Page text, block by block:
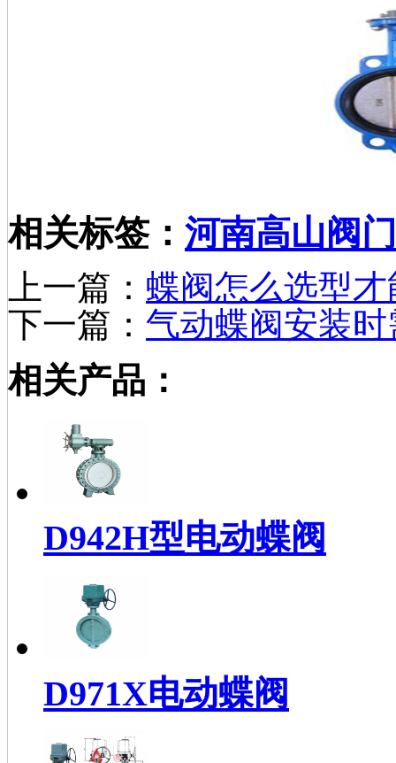
相关标签： 河南高山阀门
上一篇： 蝶阀怎么选型
下一篇： 气动蝶阀安装
相关产品：
D942H型电动蝶阀
D971X电动蝶阀